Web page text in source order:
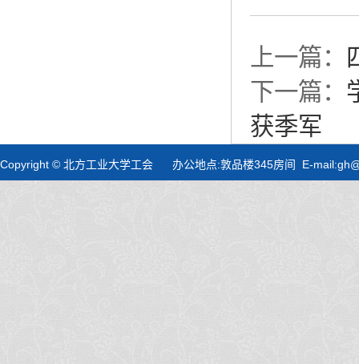
上一篇：
下一篇：
获季军
Copyright © 北方工业大学工会 办公地点:敦品楼345房间 E-